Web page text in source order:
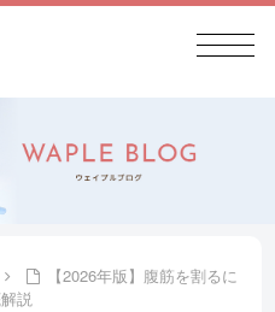
【2026年版】腹筋を割るに
説